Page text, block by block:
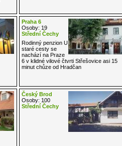
Praha 6
Osoby: 19
Střední Čechy
Rodinný penzion U
staré cesty se
nachází na Praze
6 v klidné vilové čtvrti Střešovice asi 15
minut chůze od Hradčan
Český Brod
Osoby: 100
Střední Čechy